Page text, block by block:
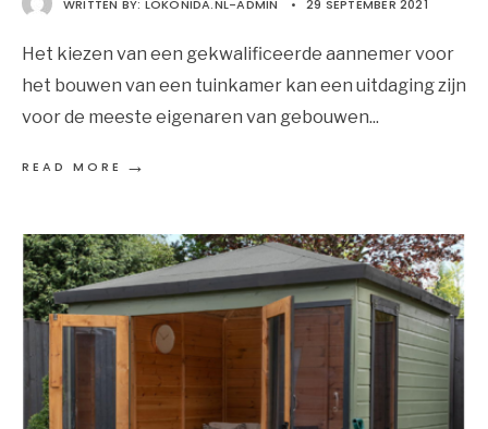
WRITTEN BY: LOKONIDA.NL-ADMIN • 29 SEPTEMBER 2021
Het kiezen van een gekwalificeerde aannemer voor
het bouwen van een tuinkamer kan een uitdaging zijn
voor de meeste eigenaren van gebouwen...
READ MORE →